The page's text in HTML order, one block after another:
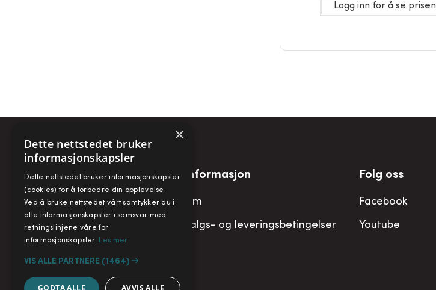
Logg inn for å se prisen
Snarveier
Min konto
Handlekurv
Informasjon
Om
Salgs- og leveringsbetingelser
Folg oss
Facebook
Youtube
×
Dette nettstedet bruker
informasjonskapsler
Dette nettstedet bruker informasjonskapsler
(cookies) for å forbedre din opplevelse.
Ved å bruke nettstedet vårt samtykker du i
alle informasjonskapsler i samsvar med
retningslinjene våre for
informasjonskapsler. Les mer
VIS ALLE PARTNERE (1464) →
GODTA ALLE AVVIS ALLE